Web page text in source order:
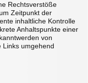
Rechtsverstöße
Zeitpunkt der
inhaltliche Kontrolle
Anhaltspunkte einer
von
Links umgehend